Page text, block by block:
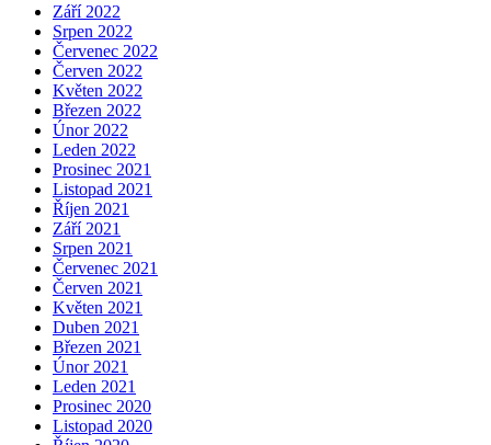
Září 2022
Srpen 2022
Červenec 2022
Červen 2022
Květen 2022
Březen 2022
Únor 2022
Leden 2022
Prosinec 2021
Listopad 2021
Říjen 2021
Září 2021
Srpen 2021
Červenec 2021
Červen 2021
Květen 2021
Duben 2021
Březen 2021
Únor 2021
Leden 2021
Prosinec 2020
Listopad 2020